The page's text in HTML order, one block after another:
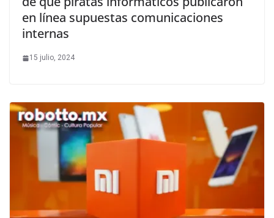
en línea supuestas comunicaciones
internas
15 julio, 2024